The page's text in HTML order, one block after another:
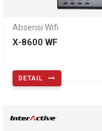
Absensi Wifi
X-8600 WF
DETAIL